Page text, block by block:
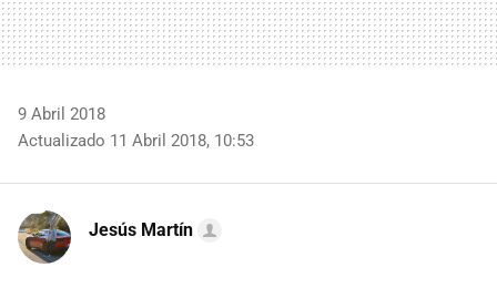
9 Abril 2018
Actualizado 11 Abril 2018, 10:53
Jesús Martín